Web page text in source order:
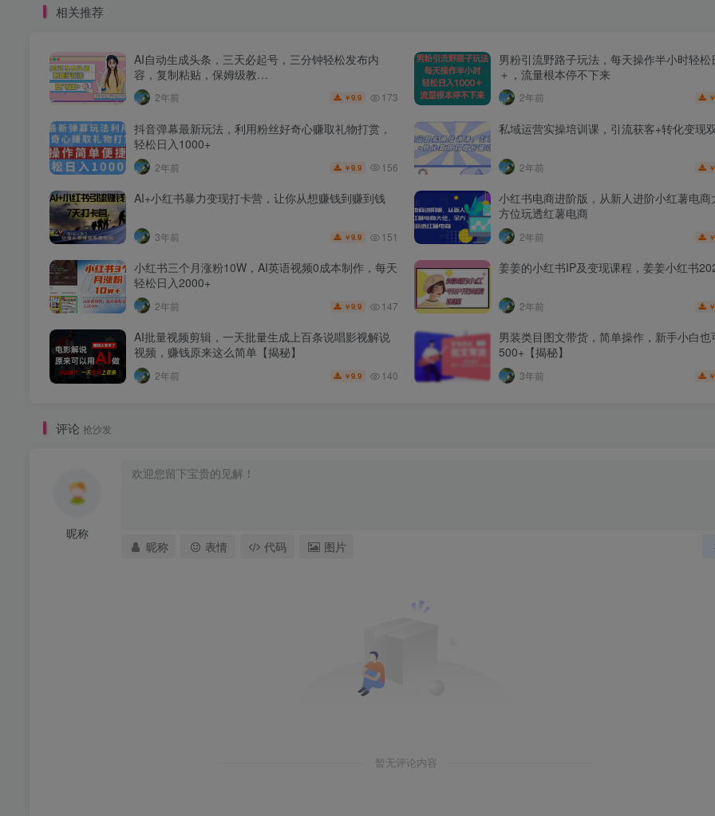
相关推荐
AI自动生成头条，三天必起号，三分钟轻松发布内
容，复制粘贴，保姆级教…
2年前 ￥9.9 173
男粉引流野路子玩法，每天操作半小时轻
＋，流量根本停不下来
2年前 ￥
抖音弹幕最新玩法，利用粉丝好奇心赚取礼物打赏，
轻松日入1000+
2年前 ￥9.9 156
私域运营实操培训课，引流获客+转化变现
2年前 ￥
AI+小红书暴力变现打卡营，让你从想赚钱到赚到钱
3年前 ￥9.9 151
小红书电商进阶版，从新人进阶小红薯电商
方位玩透红薯电商
2年前 ￥
小红书三个月涨粉10W，AI英语视频0成本制作，每天
轻松日入2000+
2年前 ￥9.9 147
姜姜的小红书IP及变现课程，姜姜小红书
2年前 ￥
AI批量视频剪辑，一天批量生成上百条说唱影视解说
视频，赚钱原来这么简单【揭秘】
2年前 ￥9.9 140
男装类目图文带货，简单操作，新手小白也
500+【揭秘】
3年前 ￥
评论 抢沙发
昵称
昵称 表情 代码 图片
暂无评论内容